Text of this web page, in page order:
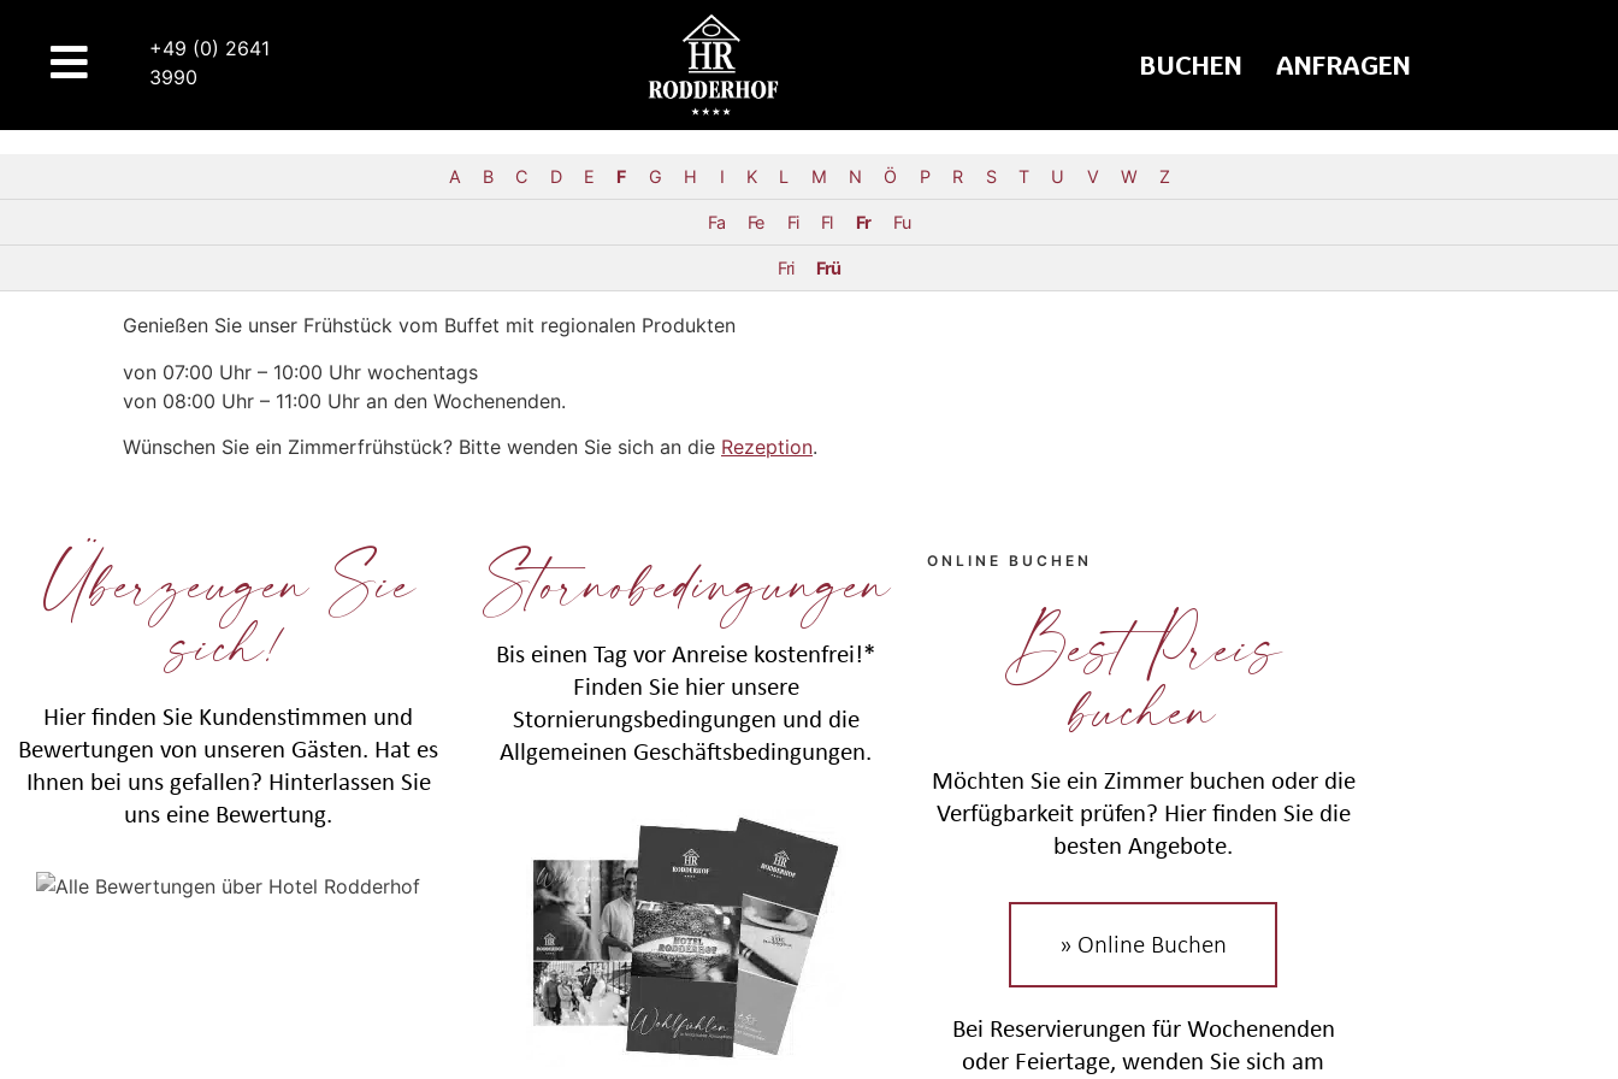
+49 (0) 2641
3990
BUCHEN ANFRAGEN
A B C D E F G H I K L M N Ö P R S T U V W Z
Fa Fe Fi Fl Fr Fu
Fri Frü
Genießen Sie unser Frühstück vom Buffet mit regionalen Produkten
von 07:00 Uhr – 10:00 Uhr wochentags
von 08:00 Uhr – 11:00 Uhr an den Wochenenden.
Wünschen Sie ein Zimmerfrühstück? Bitte wenden Sie sich an die Rezeption.
Überzeugen Sie
sich!
Hier finden Sie Kundenstimmen und
Bewertungen von unseren Gästen. Hat es
Ihnen bei uns gefallen? Hinterlassen Sie
uns eine Bewertung.
Stornobedingungen
Bis einen Tag vor Anreise kostenfrei!*
Finden Sie hier unsere
Stornierungsbedingungen und die
Allgemeinen Geschäftsbedingungen.
ONLINE BUCHEN
Best Preis
buchen
Möchten Sie ein Zimmer buchen oder die
Verfügbarkeit prüfen? Hier finden Sie die
besten Angebote.
» Online Buchen
Bei Reservierungen für Wochenenden
oder Feiertage, wenden Sie sich am